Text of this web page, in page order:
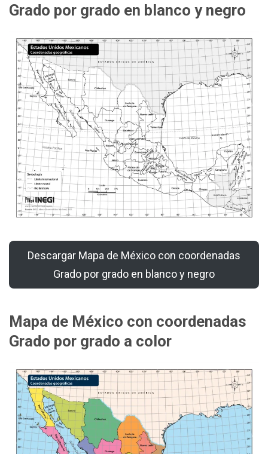
Grado por grado en blanco y negro
Descargar Mapa de México con coordenadas
Grado por grado en blanco y negro
Mapa de México con coordenadas
Grado por grado a color